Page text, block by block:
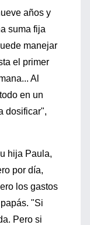
años y
suma fija
manejar
el primer
Al
en un
dosificar",
hija Paula,
por día,
los gastos
"Si
Pero si